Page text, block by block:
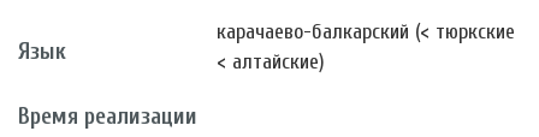
Язык
карачаево-балкарский (< тюркские
< алтайские)
Время реализации